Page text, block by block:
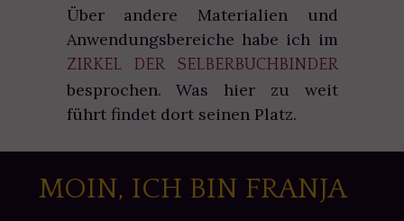
Über andere Materialien und
Anwendungsbereiche habe ich im
ZIRKEL DER SELBERBUCHBINDER
besprochen. Was hier zu weit
führt findet dort seinen Platz.
MOIN, ICH BIN FRANJA